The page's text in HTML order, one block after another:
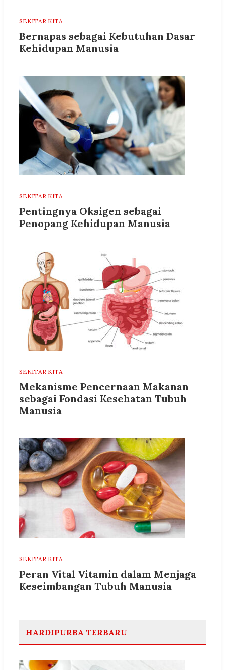
SEKITAR KITA
Bernapas sebagai Kebutuhan Dasar
Kehidupan Manusia
SEKITAR KITA
Pentingnya Oksigen sebagai
Penopang Kehidupan Manusia
SEKITAR KITA
Mekanisme Pencernaan Makanan
sebagai Fondasi Kesehatan Tubuh
Manusia
SEKITAR KITA
Peran Vital Vitamin dalam Menjaga
Keseimbangan Tubuh Manusia
HARDIPURBA TERBARU